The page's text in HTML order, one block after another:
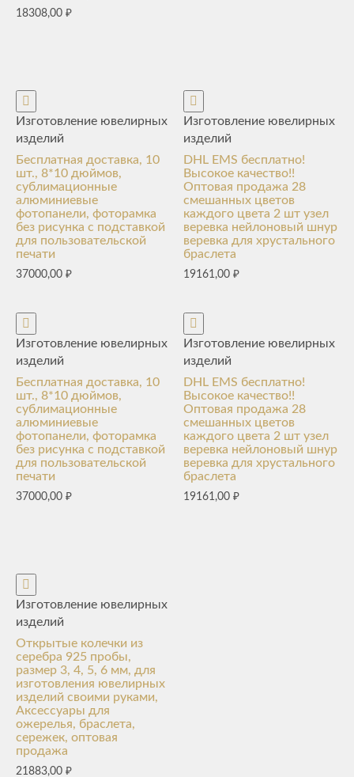
18308,00 ₽
Изготовление ювелирных
изделий
Бесплатная доставка, 10
шт., 8*10 дюймов,
сублимационные
алюминиевые
фотопанели, фоторамка
без рисунка с подставкой
для пользовательской
печати
37000,00 ₽
Изготовление ювелирных
изделий
Бесплатная доставка, 10
шт., 8*10 дюймов,
сублимационные
алюминиевые
фотопанели, фоторамка
без рисунка с подставкой
для пользовательской
печати
37000,00 ₽
Изготовление ювелирных
изделий
DHL EMS бесплатно!
Высокое качество!!
Оптовая продажа 28
смешанных цветов
каждого цвета 2 шт узел
веревка нейлоновый шнур
веревка для хрустального
браслета
19161,00₽
Изготовление ювелирных
изделий
DHL EMS бесплатно!
Высокое качество!!
Оптовая продажа 28
смешанных цветов
каждого цвета 2 шт узел
веревка нейлоновый шнур
веревка для хрустального
браслета
19161,00₽
Изготовление ювелирных
изделий
Открытые колечки из
серебра 925 пробы,
размер 3, 4, 5, 6 мм, для
изготовления ювелирных
изделий своими руками,
Аксессуары для
ожерелья, браслета,
сережек, оптовая
продажа
21883,00 ₽